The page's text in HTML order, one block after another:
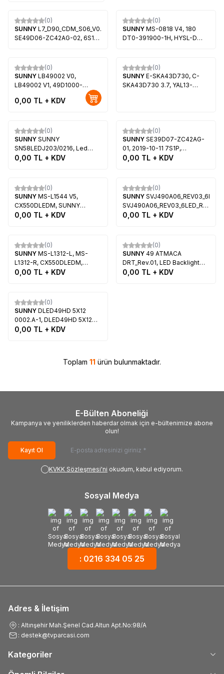
(0)
SUNNY L7_D90_CDM_S06_V0.2_TCK,
SE49D06-ZC42AG-02, 6S1P
AX49FIL27-0216, PEAQ
PQ49FAL27-0216,
LSC490HN02-S03
(0)
SUNNY MS-0818 V4, 180
DT0-391900-1H, HYSL-D
SUNNY SV039LD071-S2
(0)
SUNNY LB49002 V0,
LB49002 V1, 49D1000-
C1000, LB-C490F13-E2-L-
G1-LD1-Sichuan, LB-
L-G1-LD2-Sichuan, LB-
C490F13-E2-L-G1-LD8-
ZhongShon, C490F14-E1-L,
C490F14-E1-L-G2, Sunny
0,00 TL + KDV
(0)
SUNNY E-SKA43D730, C-
SKA43D730 3.7, YAL13-
Yeni
(0)
SUNNY SUNNY
SN58LEDJ203/0216, Led
Backlight, JS-D-JP58DM-
M30
0,00 TL + KDV
(0)
SUNNY SE39D07-ZC42AG-
01, 2019-10-11 7S1P,
L7_C90_CDM_S07_V0.2_TA8,
0,00 TL + KDV
(0)
SUNNY MS-L1544 V5,
CX550DLEDM, SUNNY
SN55CRE88-0227, SUNNY
0,00 TL + KDV
(0)
SUNNY
LB-C490F13-E2-L-G1-SE3,
490D1000-C1000, LB-
C490F13-E2-L-G1-LD1,
C490F14-E3-L(G1), SUNNY
SN049LD9001, AXEN
AX049LD7, PREMİER PR
0,00 TL + KDV
(0)
SUNNY MS-L1312-L, MS-
L1312-R, CX550DLEDM,
SUNNY SN055LDU851-2H
0,00 TL + KDV
(0)
SUNNY 49 ATMACA
DRT_Rev.01, LED Backlight
Strips, LG Display,
0,00 TL + KDV
(0)
SUNNY DLED49HD 5X12
0002.A-1, DLED49HD 5X12
0002.A-2, YS-D E469119, A-1,
0,00 TL + KDV
Toplam 11 ürün bulunmaktadır.
E-Bülten Aboneliği
Kampanya ve yeniliklerden haberdar olmak için e-bültenimize abone
olun!
Kayıt Ol
KVKK Sözleşmesi'ni okudum, kabul ediyorum.
Sosyal Medya
: 0216 334 05 25
Adres & İletişim
: Altınşehir Mah.Şenel Cad.Altun Apt.No:98/A
: destek@tvparcasi.com
Kategoriler